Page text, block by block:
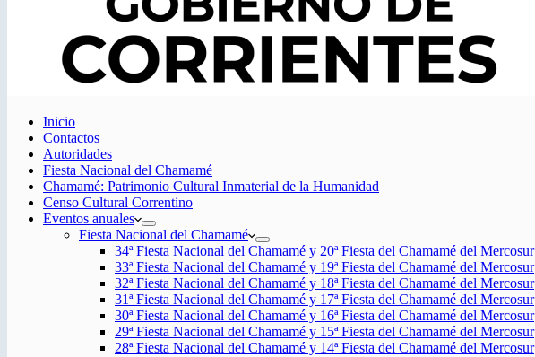
Inicio
Contactos
Autoridades
Fiesta Nacional del Chamamé
Chamamé: Patrimonio Cultural Inmaterial de la Humanidad
Censo Cultural Correntino
Eventos anuales
Fiesta Nacional del Chamamé
34ª Fiesta Nacional del Chamamé y 20ª Fiesta del Chamamé del Mercosur
33ª Fiesta Nacional del Chamamé y 19ª Fiesta del Chamamé del Mercosur
32ª Fiesta Nacional del Chamamé y 18ª Fiesta del Chamamé del Mercosur
31ª Fiesta Nacional del Chamamé y 17ª Fiesta del Chamamé del Mercosur
30ª Fiesta Nacional del Chamamé y 16ª Fiesta del Chamamé del Mercosur
29ª Fiesta Nacional del Chamamé y 15ª Fiesta del Chamamé del Mercosur
28ª Fiesta Nacional del Chamamé y 14ª Fiesta del Chamamé del Mercosur